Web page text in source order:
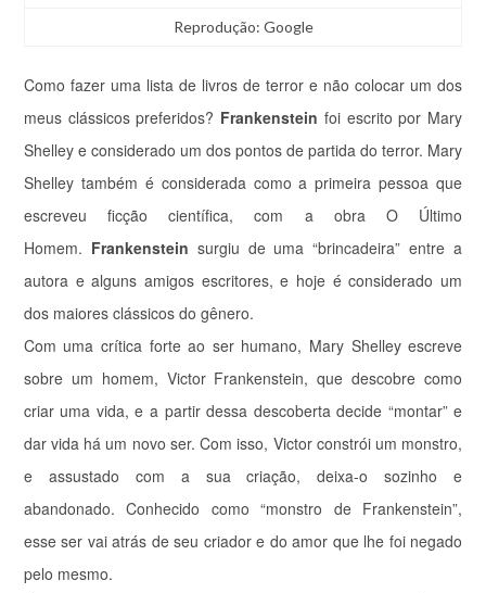
Reprodução: Google
Como fazer uma lista de livros de terror e não colocar um dos
meus clássicos preferidos? Frankenstein foi escrito por Mary
Shelley e considerado um dos pontos de partida do terror. Mary
Shelley também é considerada como a primeira pessoa que
escreveu ficção científica, com a obra O Último
Homem. Frankenstein surgiu de uma “brincadeira” entre a
autora e alguns amigos escritores, e hoje é considerado um
dos maiores clássicos do gênero.
Com uma crítica forte ao ser humano, Mary Shelley escreve
sobre um homem, Victor Frankenstein, que descobre como
criar uma vida, e a partir dessa descoberta decide “montar” e
dar vida há um novo ser. Com isso, Victor constrói um monstro,
e assustado com a sua criação, deixa-o sozinho e
abandonado. Conhecido como “monstro de Frankenstein”,
esse ser vai atrás de seu criador e do amor que lhe foi negado
pelo mesmo.